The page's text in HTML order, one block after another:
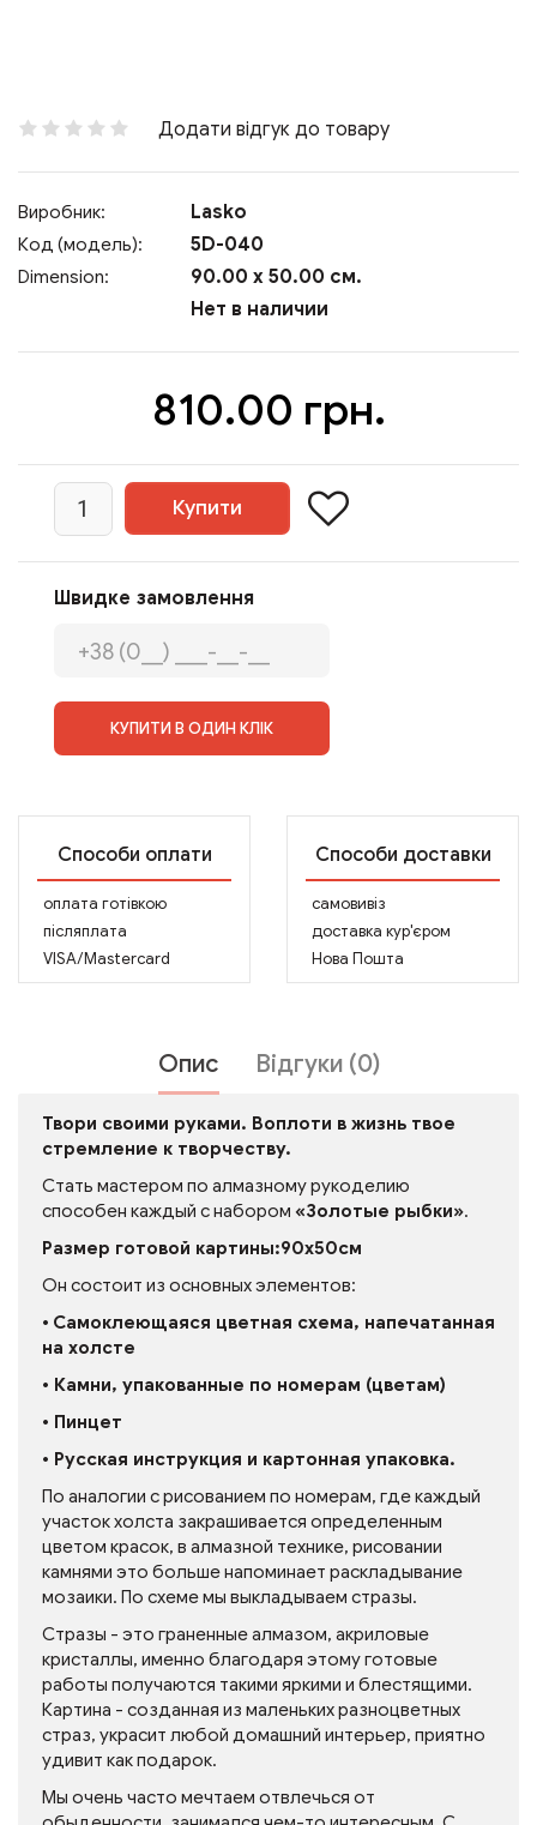
Додати відгук до товару
Виробник: Lasko
Код (модель): 5D-040
Dimension:
90.00 x 50.00 см.
Нет в наличии
810.00 грн.
Швидке замовлення
КУПИТИ В ОДИН КЛІК
Способи оплати
оплата готівкою
післяплата
VISA/Mastercard
Способи доставки
самовивіз
доставка кур'єром
Нова Пошта
Опис Відгуки (0)
Твори своими руками. Воплоти в жизнь твое
стремление к творчеству.
Стать мастером по алмазному рукоделию
способен каждый с набором «Золотые рыбки».
Размер готовой картины:90x50см
Он состоит из основных элементов:
• Самоклеющаяся цветная схема, напечатанная
на холсте
• Камни, упакованные по номерам (цветам)
• Пинцет
• Русская инструкция и картонная упаковка.
По аналогии с рисованием по номерам, где каждый
участок холста закрашивается определенным
цветом красок, в алмазной технике, рисовании
камнями это больше напоминает раскладывание
мозаики. По схеме мы выкладываем стразы.
Стразы - это граненные алмазом, акриловые
кристаллы, именно благодаря этому готовые
работы получаются такими яркими и блестящими.
Картина - созданная из маленьких разноцветных
страз, украсит любой домашний интерьер, приятно
удивит как подарок.
Мы очень часто мечтаем отвлечься от